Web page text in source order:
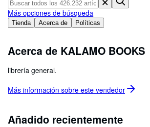
Arte y coleccionismo
Vendedores
Ayuda
Tienda Acerca de Políticas
Más opciones de búsqueda
Acerca de KALAMO BOOKS
librería general.
Más información sobre este vendedor
Añadido recientemente